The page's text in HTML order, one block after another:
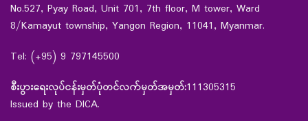
No.527, Pyay Road, Unit 701, 7th floor, M tower, Ward
8/Kamayut township, Yangon Region, 11041, Myanmar.
Tel: (+95) 9 797145500
စီးပွားရေးလုပ်ငန်းမှတ်ပုံတင်လက်မှတ်အမှတ်:111305315
Issued by the DICA.